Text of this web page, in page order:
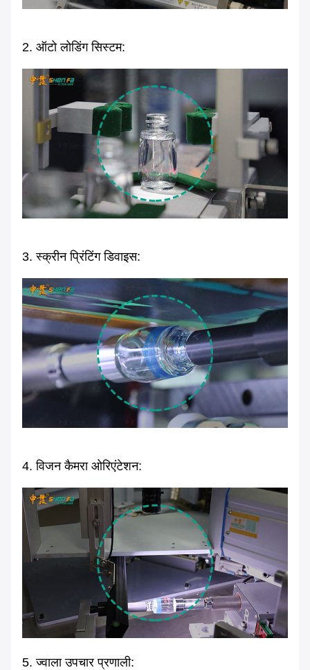
2. ऑटो लोडिंग सिस्टम:
3. स्क्रीन प्रिंटिंग डिवाइस:
4. विजन कैमरा ओरिएंटेशन:
5. ज्वाला उपचार प्रणाली: